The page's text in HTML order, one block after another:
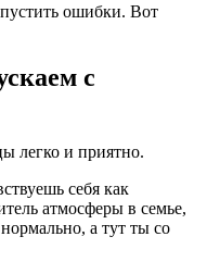
ошибки. Вот
с
легко и приятно.
себя как
атмосферы в семье,
а тут ты со